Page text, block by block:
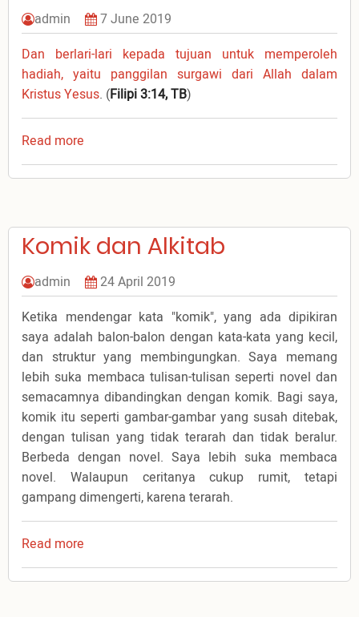
admin
7 June 2019
Dan berlari-lari kepada tujuan untuk memperoleh
hadiah, yaitu panggilan surgawi dari Allah dalam
Kristus Yesus. (Filipi 3:14, TB)
Read more
Fokus
Hidup
Komik dan Alkitab
admin
24 April 2019
Ketika mendengar kata "komik", yang ada dipikiran
saya adalah balon-balon dengan kata-kata yang kecil,
dan struktur yang membingungkan. Saya memang
lebih suka membaca tulisan-tulisan seperti novel dan
semacamnya dibandingkan dengan komik. Bagi saya,
komik itu seperti gambar-gambar yang susah ditebak,
dengan tulisan yang tidak terarah dan tidak beralur.
Berbeda dengan novel. Saya lebih suka membaca
novel. Walaupun ceritanya cukup rumit, tetapi
gampang dimengerti, karena terarah.
Read more
Komik
dan